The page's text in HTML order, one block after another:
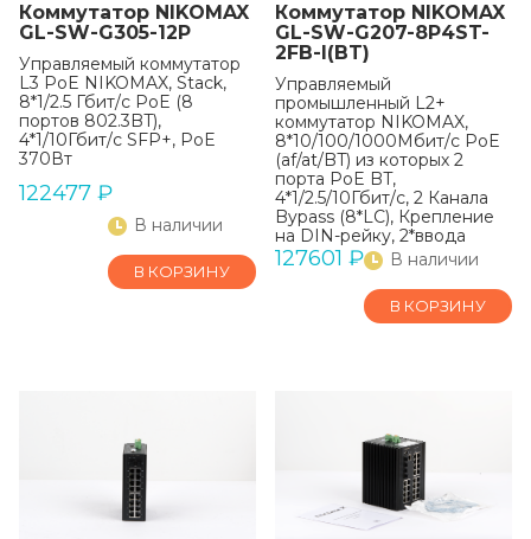
Коммутатор NIKOMAX
GL-SW-G305-12P
Управляемый коммутатор
L3 PoE NIKOMAX, Stack,
8*1/2.5 Гбит/с PoE (8
портов 802.3BT),
4*1/10Гбит/с SFP+, PoE
370Вт
122477 ₽
В наличии
В КОРЗИНУ
Коммутатор NIKOMAX
GL-SW-G207-8P4ST-
2FB-I(BT)
Управляемый
промышленный L2+
коммутатор NIKOMAX,
8*10/100/1000Мбит/с PoE
(af/at/BT) из которых 2
порта PoE BT,
4*1/2.5/10Гбит/с, 2 Канала
Bypass (8*LC), Крепление
на DIN-рейку, 2*ввода
питания, питание 44-57В
(блок питания 240Вт
поставляется отдельно),
127601 ₽ В наличии
В КОРЗИНУ